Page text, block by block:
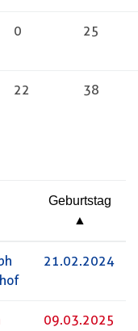
0 25
22 38
Geburtstag
21.02.2024
09.03.2025